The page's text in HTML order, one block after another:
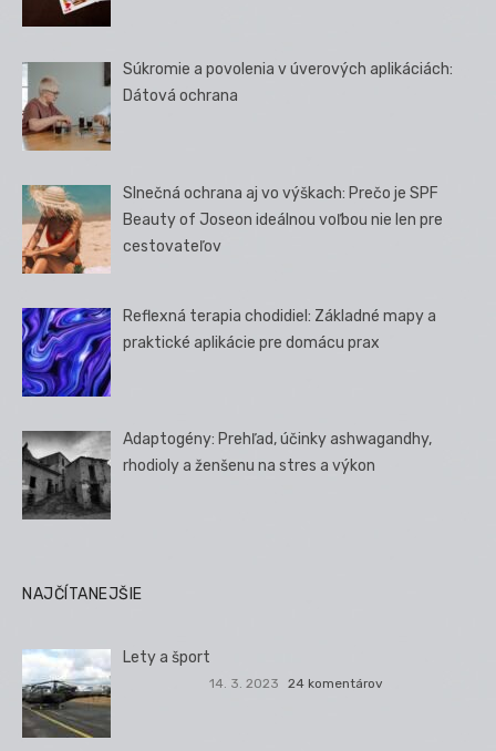
Súkromie a povolenia v úverových aplikáciách:
Dátová ochrana
Slnečná ochrana aj vo výškach: Prečo je SPF
Beauty of Joseon ideálnou voľbou nie len pre
cestovateľov
Reflexná terapia chodidiel: Základné mapy a
praktické aplikácie pre domácu prax
Adaptogény: Prehľad, účinky ashwagandhy,
rhodioly a ženšenu na stres a výkon
NAJČÍTANEJŠIE
Lety a šport
14. 3. 2023 24 komentárov